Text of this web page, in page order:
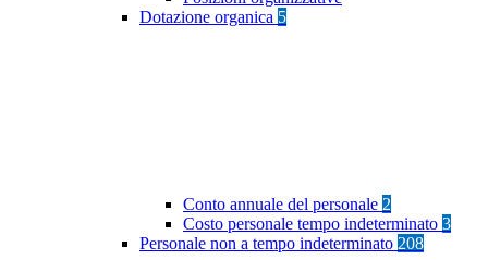
Dotazione organica 5
Conto annuale del personale 2
Costo personale tempo indeterminato 3
Personale non a tempo indeterminato 208